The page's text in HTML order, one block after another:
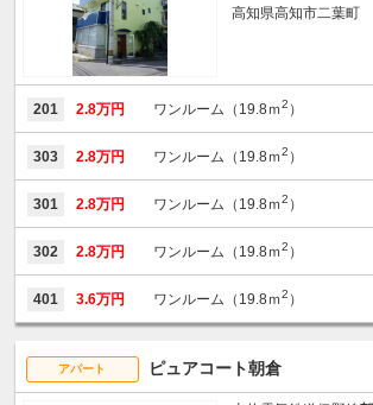
高知県高知市二葉町
201 2.8万円 ワンルーム（19.8ｍ2 ）
303 2.8万円 ワンルーム（19.8ｍ2 ）
301 2.8万円 ワンルーム（19.8ｍ2 ）
302 2.8万円 ワンルーム（19.8ｍ2 ）
401 3.6万円 ワンルーム（19.8ｍ2 ）
アパート ピュアコート朝倉